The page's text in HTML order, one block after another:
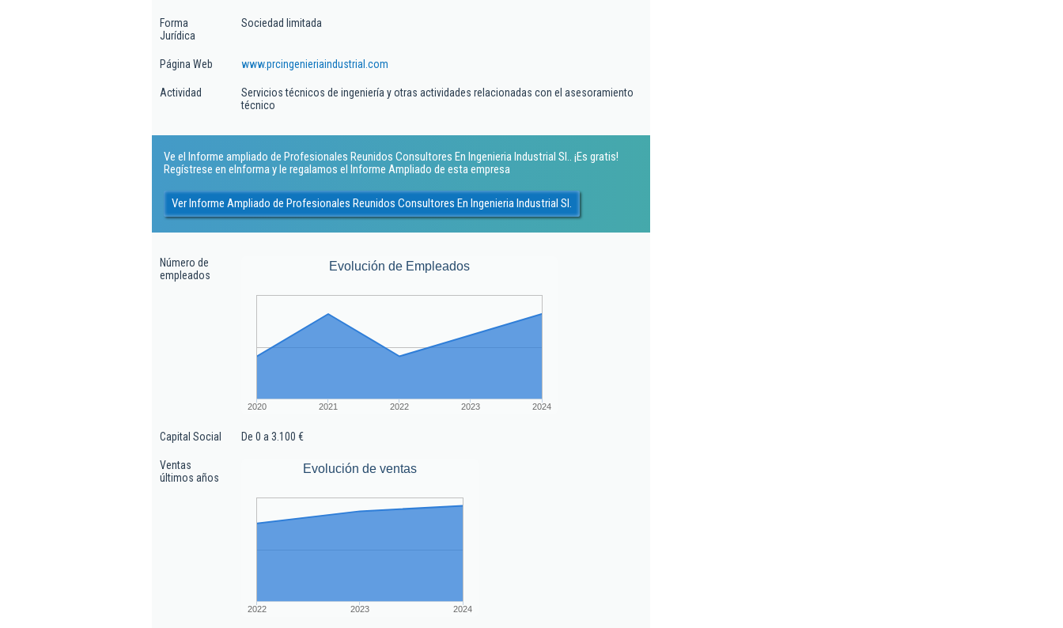
Forma
Jurídica
Sociedad limitada
Página Web www.prcingenieriaindustrial.com
Actividad
Servicios técnicos de ingeniería y otras actividades relacionadas con el asesoramiento
técnico
Ve el Informe ampliado de Profesionales Reunidos Consultores En Ingenieria Industrial Sl.. ¡Es gratis!
Regístrese en eInforma y le regalamos el Informe Ampliado de esta empresa
Ver Informe Ampliado de Profesionales Reunidos Consultores En Ingenieria Industrial Sl.
Número de
empleados
Evolución de Empleados
2020 2021 2022 2023 2024
Capital Social De 0 a 3.100 €
Ventas
últimos años
Evolución de ventas
2022 2023 2024